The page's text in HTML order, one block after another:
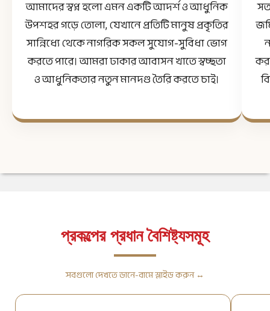
আমাদের স্বপ্ন হলো এমন একটি আদর্শ ও আধুনিক
উপশহর গড়ে তোলা, যেখানে প্রতিটি মানুষ প্রকৃতির
সান্নিধ্যে থেকে নাগরিক সকল সুযোগ-সুবিধা ভোগ
করতে পারে। আমরা ঢাকার আবাসন খাতে স্বচ্ছতা
ও আধুনিকতার নতুন মানদণ্ড তৈরি করতে চাই।
প্রকল্পের প্রধান বৈশিষ্ট্যসমূহ
সবগুলো দেখতে ডানে-বামে স্লাইড করুন ↔️